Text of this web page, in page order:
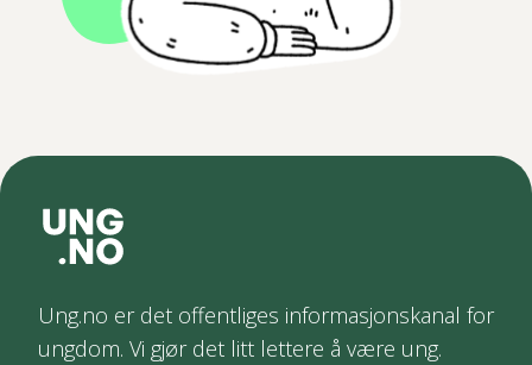
Ung.no er det offentliges informasjonskanal for
ungdom. Vi gjør det litt lettere å være ung.